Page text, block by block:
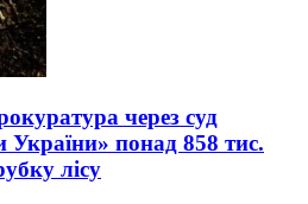
через суд
України» понад 858 тис.
лісу